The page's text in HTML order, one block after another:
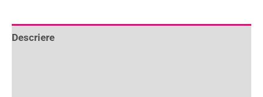
Descriere